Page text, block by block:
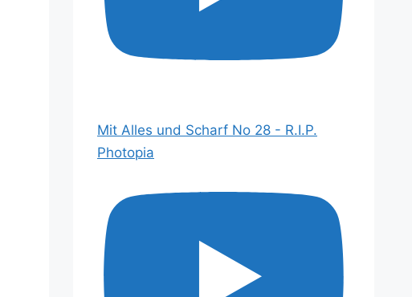
Mit Alles und Scharf No 28 - R.I.P.
Photopia